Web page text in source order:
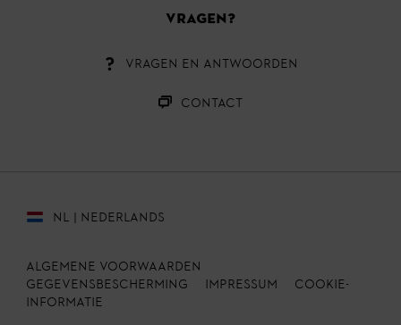
VRAGEN?
VRAGEN EN ANTWOORDEN
CONTACT
NL | NEDERLANDS
ALGEMENE VOORWAARDEN
GEGEVENSBESCHERMING
IMPRESSUM
COOKIE-
INFORMATIE